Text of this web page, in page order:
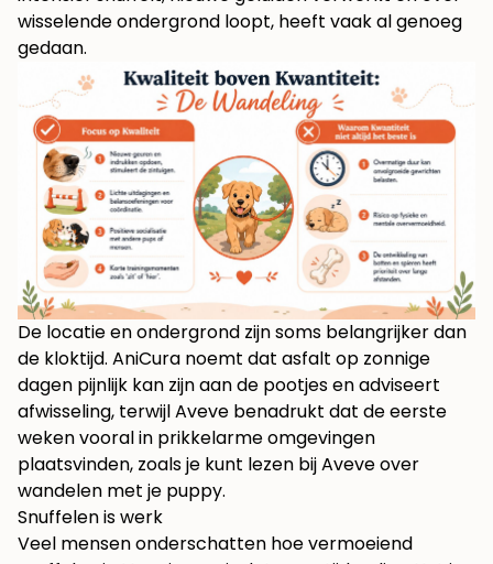
wisselende ondergrond loopt, heeft vaak al genoeg
gedaan.
De locatie en ondergrond zijn soms belangrijker dan
de kloktijd. AniCura noemt dat asfalt op zonnige
dagen pijnlijk kan zijn aan de pootjes en adviseert
afwisseling, terwijl Aveve benadrukt dat de eerste
weken vooral in prikkelarme omgevingen
plaatsvinden, zoals je kunt lezen bijAveve over
wandelen met je puppy.
Snuffelen is werk
Veel mensen onderschatten hoe vermoeiend